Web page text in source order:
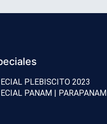
PLEBISCITO 2023
PANAM | PARAPANAM